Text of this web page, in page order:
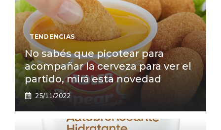
TENDENCIAS
No sabés que picotear para
acompañar la cerveza para ver el
partido, mirá esta novedad
25/11/2022